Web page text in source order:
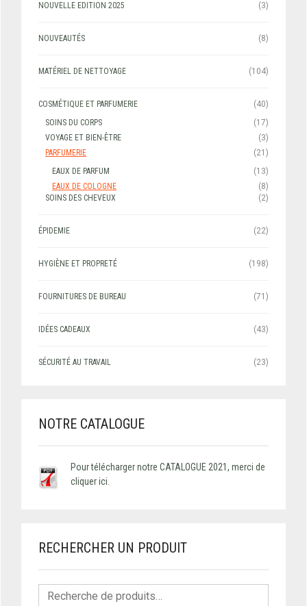
NOUVELLE EDITION 2025 (3)
NOUVEAUTÉS (8)
MATÉRIEL DE NETTOYAGE (104)
COSMÉTIQUE ET PARFUMERIE
(40)
SOINS DU CORPS
(17)
VOYAGE ET BIEN-ÊTRE
(3)
PARFUMERIE
(21)
EAUX DE PARFUM
(13)
EAUX DE COLOGNE
(8)
SOINS DES CHEVEUX
(2)
ÉPIDEMIE (22)
HYGIÈNE ET PROPRETÉ (198)
FOURNITURES DE BUREAU (71)
IDÉES CADEAUX (43)
SÉCURITÉ AU TRAVAIL (23)
NOTRE CATALOGUE
Pour télécharger notre CATALOGUE 2021, merci de
cliquer ici.
RECHERCHER UN PRODUIT